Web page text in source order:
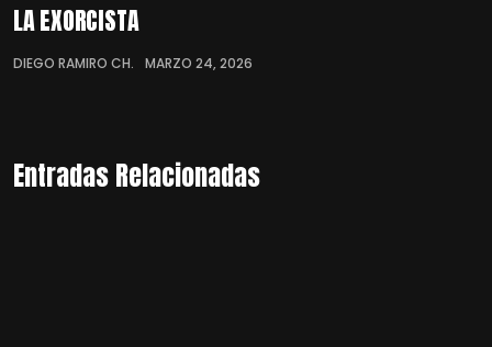
LA EXORCISTA
DIEGO RAMIRO CH. MARZO 24, 2026
Entradas Relacionadas